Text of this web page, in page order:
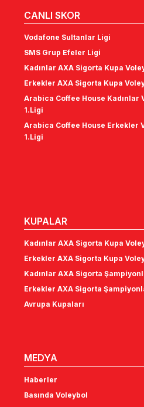
CANLI SKOR
Vodafone Sultanlar Ligi
SMS Grup Efeler Ligi
Kadınlar AXA Sigorta Kupa
Erkekler AXA Sigorta Kupa
Arabica Coffee House Kadınlar
1.Ligi
Arabica Coffee House Erkekler
1.Ligi
KUPALAR
Kadınlar AXA Sigorta Kupa
Erkekler AXA Sigorta Kupa
Kadınlar AXA Sigorta
Erkekler AXA Sigorta
Avrupa Kupaları
MEDYA
Haberler
Basında Voleybol